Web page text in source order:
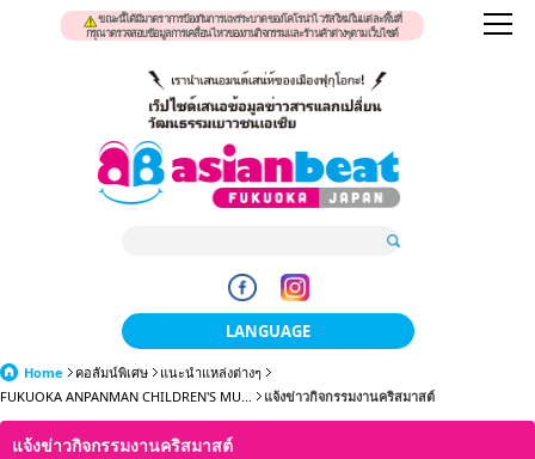
ขณะนี้ได้มีมาตราการป้องกันการแพร่ระบาดของโคโรน่าไวรัสใหม่ในแต่ละพื้นที่
กรุณาตรวจสอบข้อมูลการเคลื่อนไหวของงานกิจกรรมและร้านค้าต่างๆตามเว็บไซต์
LANGUAGE
日本語
한국어
Home คอลัมน์พิเศษ
แนะนำแหล่งต่างๆ
FUKUOKA ANPANMAN CHILDREN'S MU...
แจ้งข่าวกิจกรรมงานคริสมาสต์
แจ้งข่าวกิจกรรมงานคริสมาสต์